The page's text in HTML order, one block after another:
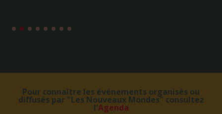
Pour connaître les événements organisés ou
diffusés par "Les Nouveaux Mondes" consultez
l'Agenda